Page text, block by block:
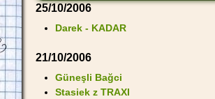
25/10/2006
Darek - KADAR
21/10/2006
Güneşli Bağci
Stasiek z TRAXI